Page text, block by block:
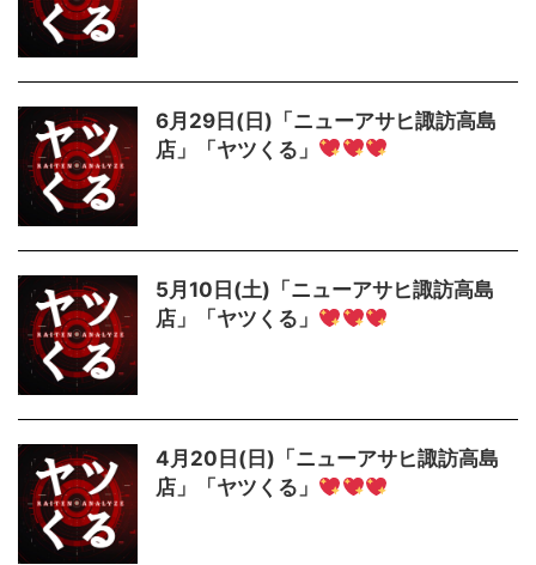
6月29日(日)「ニューアサヒ諏訪高島
店」「ヤツくる」
5月10日(土)「ニューアサヒ諏訪高島
店」「ヤツくる」
4月20日(日)「ニューアサヒ諏訪高島
店」「ヤツくる」